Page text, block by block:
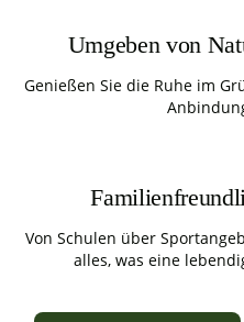
Umgeben von
Genießen Sie die Ruhe im
Von Schulen über
alles, was eine